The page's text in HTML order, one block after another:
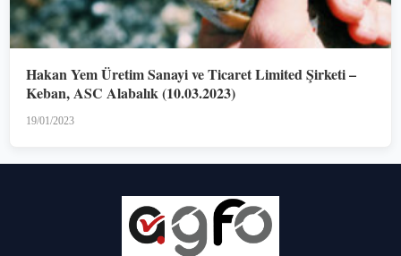
Hakan Yem Üretim Sanayi ve Ticaret Limited Şirketi –
Keban, ASC Alabalık (10.03.2023)
19/01/2023